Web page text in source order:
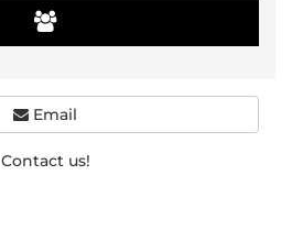
Email
Contact us!